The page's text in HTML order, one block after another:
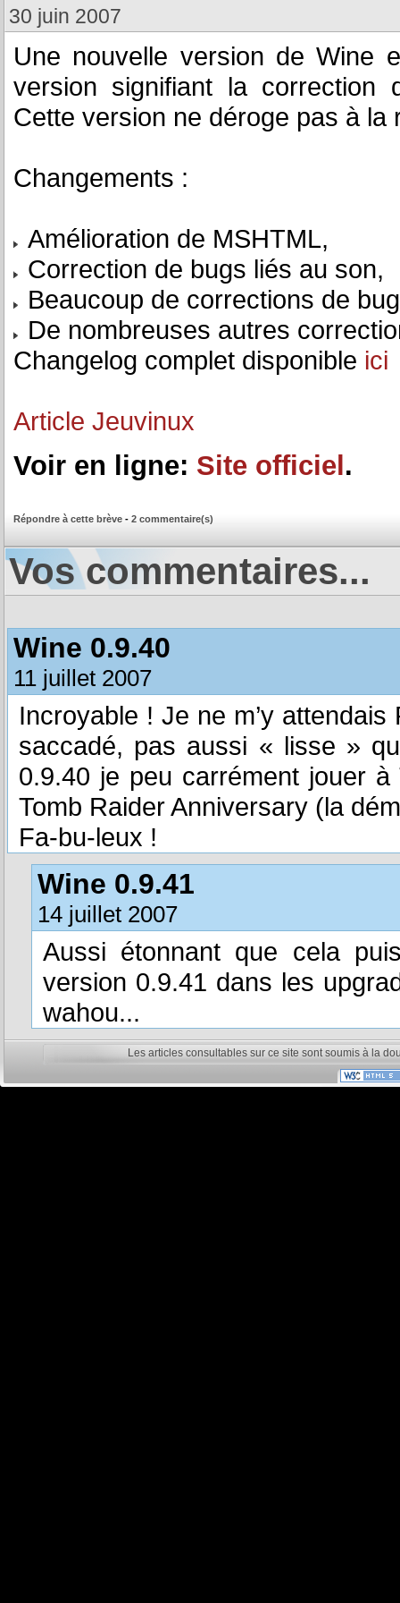
30 juin 2007
Une nouvelle version de Wine
version signifiant la correction
Cette version ne déroge pas à la
Changements :
Amélioration de MSHTML,
Correction de bugs liés au son,
Beaucoup de corrections de
De nombreuses autres
Changelog complet disponible ici
Article Jeuvinux
Voir en ligne: Site officiel.
Répondre à cette brève - 2 commentaire(s)
Vos commentaires...
Wine 0.9.40
11 juillet 2007
Incroyable ! Je ne m’y
saccadé, pas aussi « lisse »
0.9.40 je peu carrément jouer
Tomb Raider Anniversary (la
Fa-bu-leux !
Wine 0.9.41
14 juillet 2007
Aussi étonnant que cela
version 0.9.41 dans les
wahou...
Les articles consultables sur ce site sont soumis à la